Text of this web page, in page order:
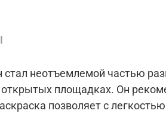
неотъемлемой частью
площадках. Он
позволяет с